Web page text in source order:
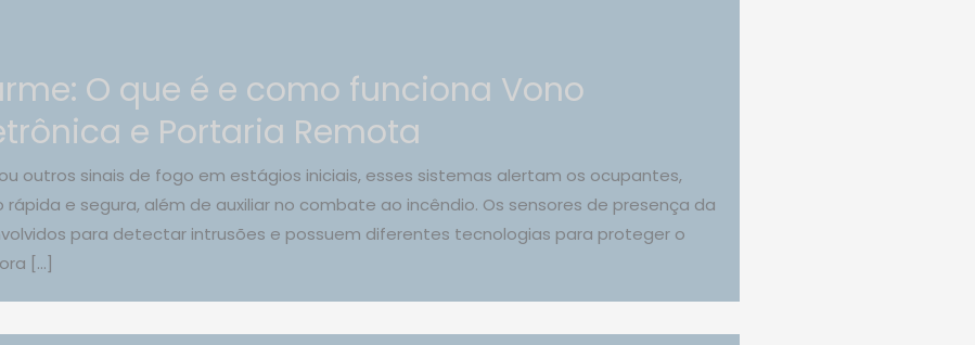
O que é e como funciona Vono
e Portaria Remota
outros sinais de fogo em estágios iniciais, esses sistemas alertam os ocupantes,
e segura, além de auxiliar no combate ao incêndio. Os sensores de presença da
para detectar intrusões e possuem diferentes tecnologias para proteger o
[…]